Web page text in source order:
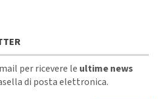
per ricevere le ultime news
di posta elettronica.